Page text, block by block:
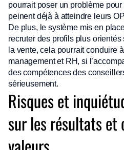
pourrait poser un problème
peinent déjà à atteindre leurs
De plus, le système mis en
recruter des profils plus
la vente, cela pourrait conduire
management et RH, si
des compétences des
sérieusement.
Risques et
sur les résultats et